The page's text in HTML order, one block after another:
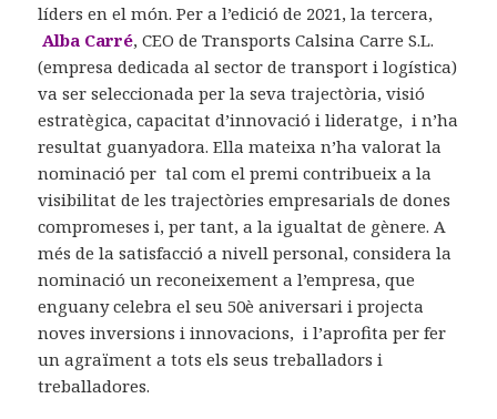
líders en el món. Per a l’edició de 2021, la tercera,
Alba Carré, CEO de Transports Calsina Carre S.L.
(empresa dedicada al sector de transport i logística)
va ser seleccionada per la seva trajectòria, visió
estratègica, capacitat d’innovació i lideratge, i n’ha
resultat guanyadora. Ella mateixa n’ha valorat la
nominació per tal com el premi contribueix a la
visibilitat de les trajectòries empresarials de dones
compromeses i, per tant, a la igualtat de gènere. A
més de la satisfacció a nivell personal, considera la
nominació un reconeixement a l’empresa, que
enguany celebra el seu 50è aniversari i projecta
noves inversions i innovacions, i l’aprofita per fer
un agraïment a tots els seus treballadors i
treballadores.